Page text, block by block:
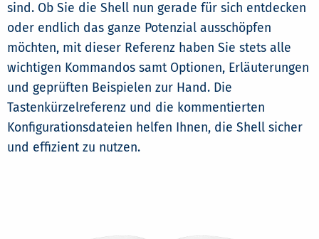
sind. Ob Sie die Shell nun gerade für sich entdecken
oder endlich das ganze Potenzial ausschöpfen
möchten, mit dieser Referenz haben Sie stets alle
wichtigen Kommandos samt Optionen, Erläuterungen
und geprüften Beispielen zur Hand. Die
Tastenkürzelreferenz und die kommentierten
Konfigurationsdateien helfen Ihnen, die Shell sicher
und effizient zu nutzen.